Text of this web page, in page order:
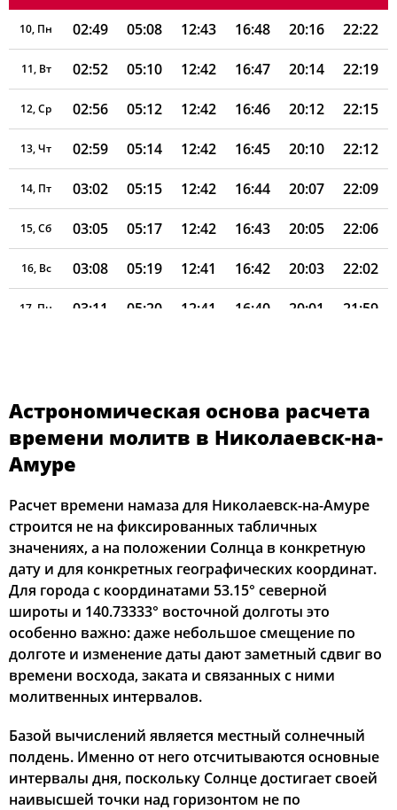
10, Пн 02:49 05:08 12:43 16:48 20:16 22:22
11, Вт 02:52 05:10 12:42 16:47 20:14 22:19
12, Ср 02:56 05:12 12:42 16:46 20:12 22:15
13, Чт 02:59 05:14 12:42 16:45 20:10 22:12
14, Пт 03:02 05:15 12:42 16:44 20:07 22:09
15, Сб 03:05 05:17 12:42 16:43 20:05 22:06
16, Вс 03:08 05:19 12:41 16:42 20:03 22:02
17, Пн 03:11 05:20 12:41 16:40 20:01 21:59
20, Чт 12:41 19:55
21, Пт 03:23
22, Сб 03:25 05:29 12:40 16:34 19:50 21:43
23, Вс 03:28 05:31 12:40 16:33 19:48 21:40
24, Пн 03:31 05:32 12:40 16:32 19:46
25, Вт 03:34 05:34 12:39 16:31 19:43 21:34
12:39
27, Чт 03:39 05:38 12:39
03:41 05:39 12:38 16:26 19:37 21:25
29, Сб 03:44 05:41 12:38 16:25 19:34 21:22
Астрономическая основа расчета
времени молитв в Николаевск-на-
Амуре
Расчет времени намаза для Николаевск-на-Амуре
строится не на фиксированных табличных
значениях, а на положении Солнца в конкретную
дату и для конкретных географических координат.
Для города с координатами 53.15° северной
широты и 140.73333° восточной долготы это
особенно важно: даже небольшое смещение по
долготе и изменение даты дают заметный сдвиг во
времени восхода, заката и связанных с ними
молитвенных интервалов.
Базой вычислений является местный солнечный
полдень. Именно от него отсчитываются основные
интервалы дня, поскольку Солнце достигает своей
наивысшей точки над горизонтом не по